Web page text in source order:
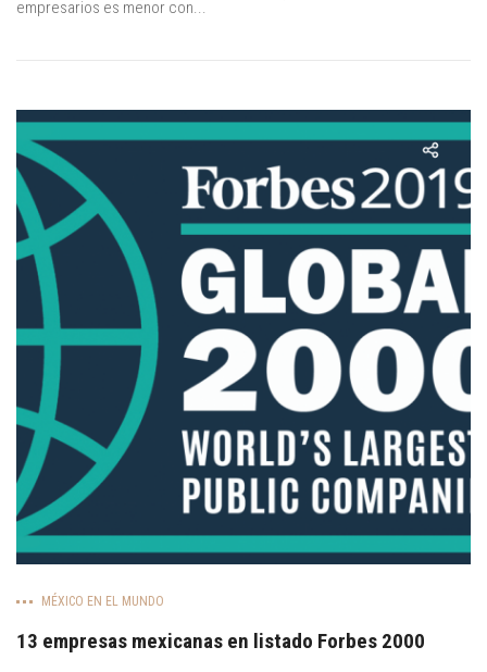
empresarios es menor con...
MÉXICO EN EL MUNDO
13 empresas mexicanas en listado Forbes 2000